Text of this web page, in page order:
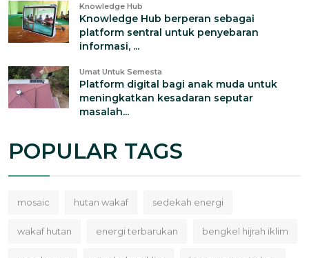
Knowledge Hub
Knowledge Hub berperan sebagai
platform sentral untuk penyebaran
informasi, ...
Umat Untuk Semesta
Platform digital bagi anak muda untuk
meningkatkan kesadaran seputar
masalah...
POPULAR TAGS
mosaic hutan wakaf sedekah energi
wakaf hutan energi terbarukan bengkel hijrah iklim